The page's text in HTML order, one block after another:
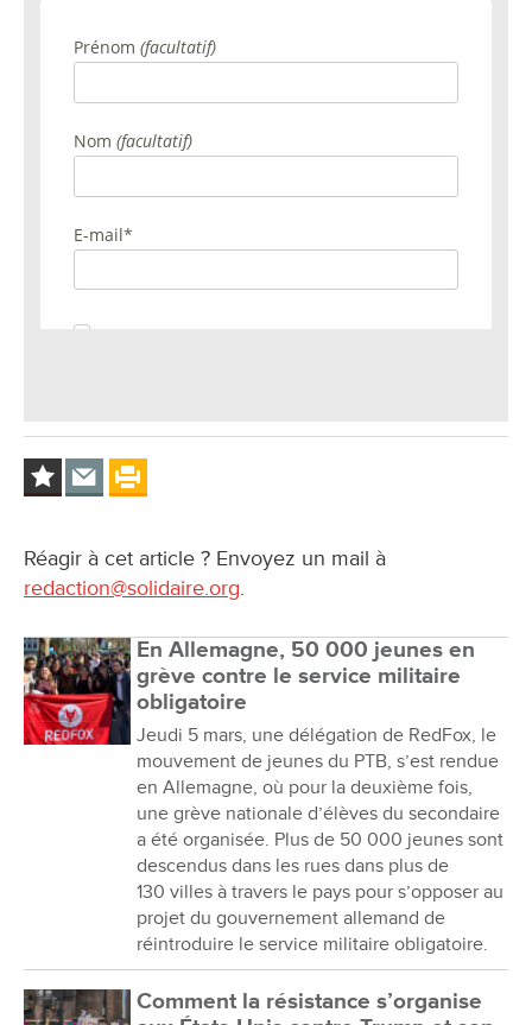
Réagir à cet article ? Envoyez un mail à
redaction@solidaire.org.
En Allemagne, 50 000 jeunes en
grève contre le service militaire
obligatoire
Jeudi 5 mars, une délégation de RedFox, le
mouvement de jeunes du PTB, s’est rendue
en Allemagne, où pour la deuxième fois,
une grève nationale d’élèves du secondaire
a été organisée. Plus de 50 000 jeunes sont
descendus dans les rues dans plus de
130 villes à travers le pays pour s’opposer au
projet du gouvernement allemand de
réintroduire le service militaire obligatoire.
Comment la résistance s’organise